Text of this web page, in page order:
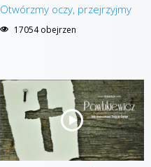
Otwórzmy oczy, przejrzyjmy
17054 obejrzen